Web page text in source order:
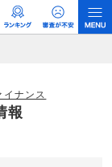
す。 ただし、特定の
ザーへの口コミ収集な
ナンス
報